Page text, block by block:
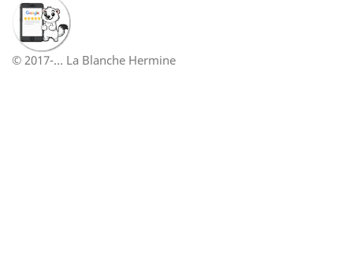
© 2017-... La Blanche Hermine